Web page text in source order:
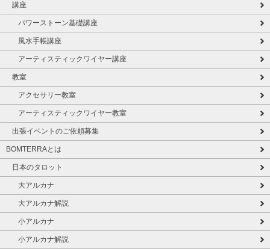
講座
パワーストーン基礎講座
風水手帳講座
アーティスティックワイヤー講座
教室
アクセサリー教室
アーティスティックワイヤー教室
出張イベントのご依頼募集
BOMTERRAとは
日本のタロット
大アルカナ
大アルカナ解説
小アルカナ
小アルカナ解説